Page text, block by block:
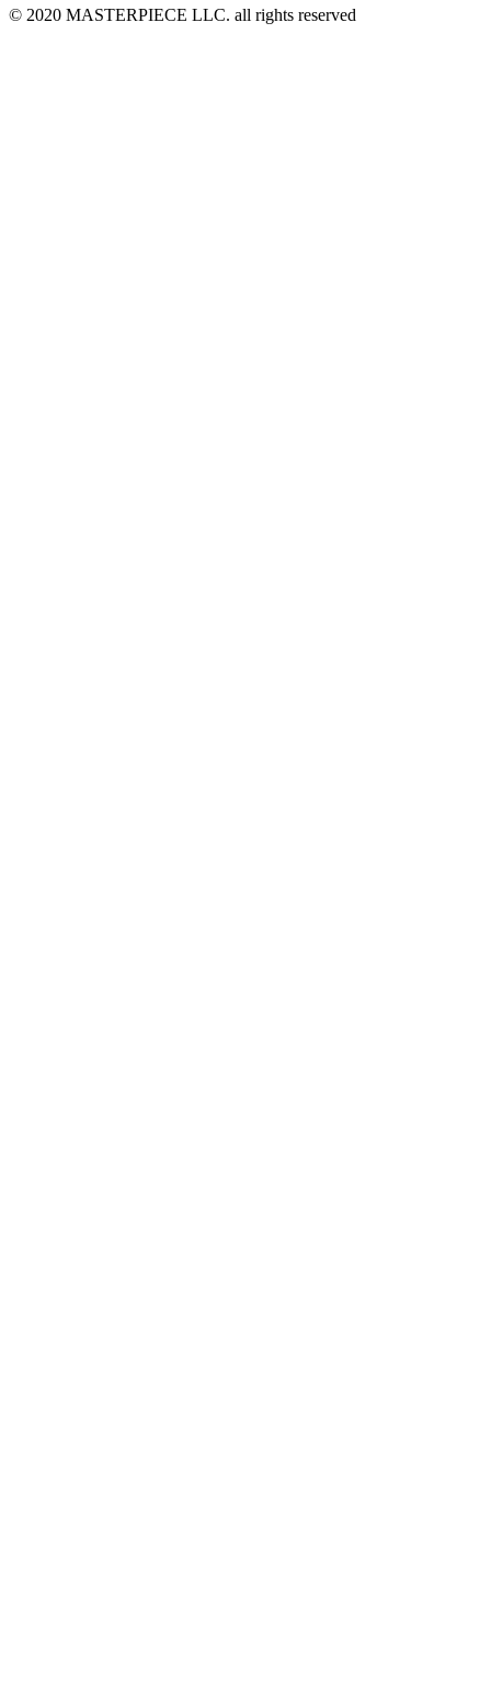
© 2020 MASTERPIECE LLC. all rights reserved